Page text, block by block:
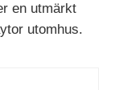
en utmärkt
utomhus.